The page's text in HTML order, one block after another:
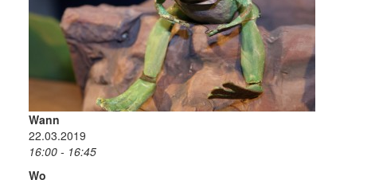
Wann
22.03.2019
16:00 - 16:45
Wo